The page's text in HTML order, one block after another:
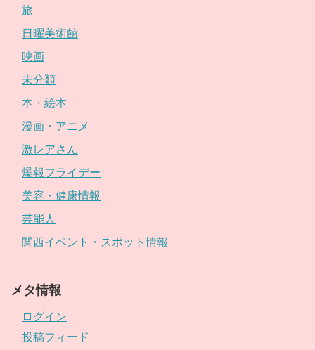
旅
日曜美術館
映画
未分類
本・絵本
漫画・アニメ
激レアさん
爆報フライデー
美容・健康情報
芸能人
関西イベント・スポット情報
メタ情報
ログイン
投稿フィード